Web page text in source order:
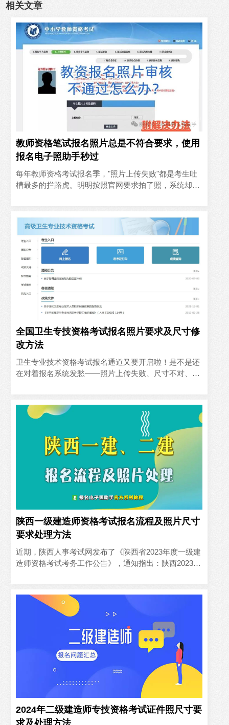
相关文章
教师资格笔试报名照片总是不符合要求，使用
报名电子照助手秒过
‍每年教师资格考试报名季，"照片上传失败"都是考生吐
槽最多的拦路虎。明明按照官网要求拍了照，系统却反
全国卫生专技资格考试报名照片要求及尺寸修
改方法
卫生专业技术资格考试报名通道又要开启啦！是不是还
在对着报名系统发愁——照片上传失败、尺寸不对、审
陕西一级建造师资格考试报名流程及照片尺寸
要求处理方法
近期，陕西人事考试网发布了《陕西省2023年度一级建
造师资格考试考务工作公告》，通知指出：陕西2023年
2024年二级建造师专技资格考试证件照尺寸要